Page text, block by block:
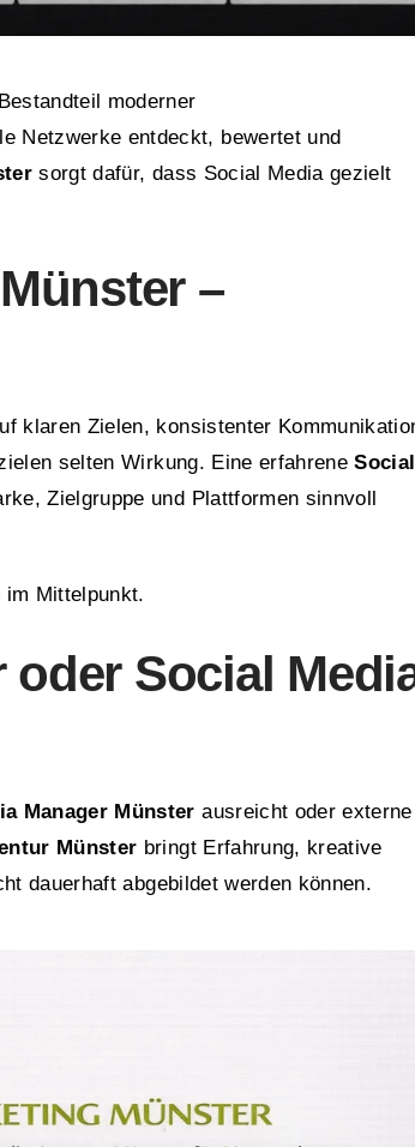
moderner
Netzwerke entdeckt, bewertet und
sorgt dafür, dass Social Media gezielt
–
klaren Zielen, konsistenter
selten Wirkung. Eine erfahreneSocial
Zielgruppe und Plattformen sinnvoll
im Mittelpunkt.
oder Social
Manager Münster ausreicht oder externe
Münster bringt Erfahrung, kreative
dauerhaft abgebildet werden können.